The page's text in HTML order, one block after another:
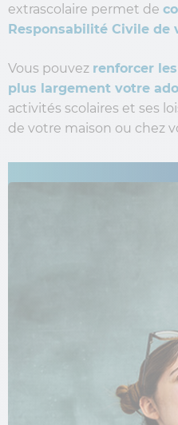
extrascolaire permet de
Responsabilité Civile de
Vous pouvez renforcer
plus largement votre
activités scolaires et ses
de votre maison ou chez